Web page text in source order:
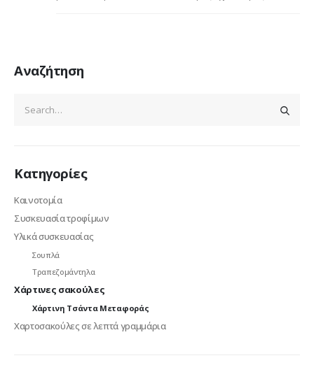
Αναζήτηση
Κατηγορίες
Καινοτομία
Συσκευασία τροφίμων
Υλικά συσκευασίας
Σουπλά
Τραπεζομάντηλα
Χάρτινες σακούλες
Χάρτινη Τσάντα Μεταφοράς
Χαρτοσακούλες σε λεπτά γραμμάρια